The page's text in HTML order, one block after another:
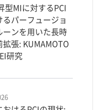
型MIに対するPCI
るパーフュージョ
ーンを用いた長時
拡張: KUMAMOTO
研究